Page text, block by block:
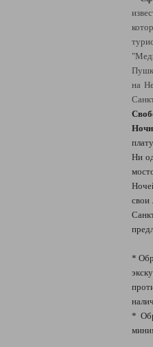
на
Ни
свои
*
*